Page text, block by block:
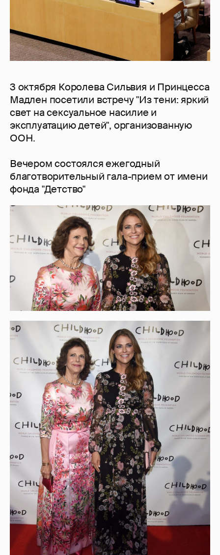
3 октября Королева Сильвия и Принцесса
Мадлен посетили встречу "Из тени: яркий
свет на сексуальное насилие и
эксплуатацию детей", организованную
ООН.
Вечером состоялся ежегодный
благотворительный гала-прием от имени
фонда "Детство"